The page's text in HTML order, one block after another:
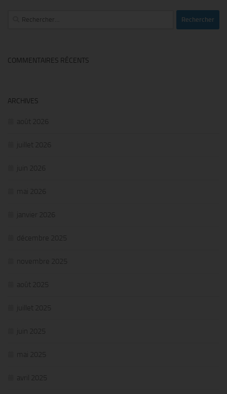
Rechercher :
COMMENTAIRES RÉCENTS
ARCHIVES
août 2026
juillet 2026
juin 2026
mai 2026
janvier 2026
décembre 2025
novembre 2025
août 2025
juillet 2025
juin 2025
mai 2025
avril 2025